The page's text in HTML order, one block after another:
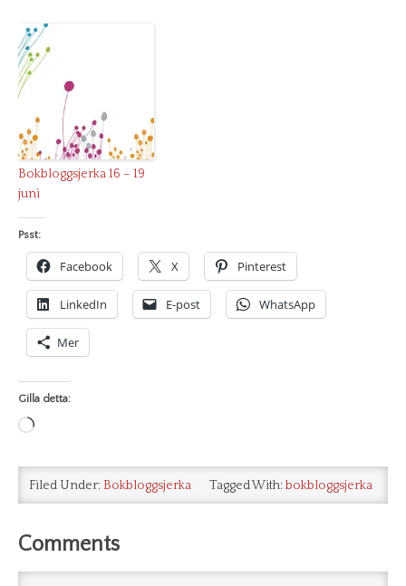
Bokbloggsjerka 16 – 19
juni
Psst:
Facebook X Pinterest
LinkedIn E-post WhatsApp
Mer
Gilla detta:
Laddar
…
Filed Under: Bokbloggsjerka Tagged With: bokbloggsjerka
Comments